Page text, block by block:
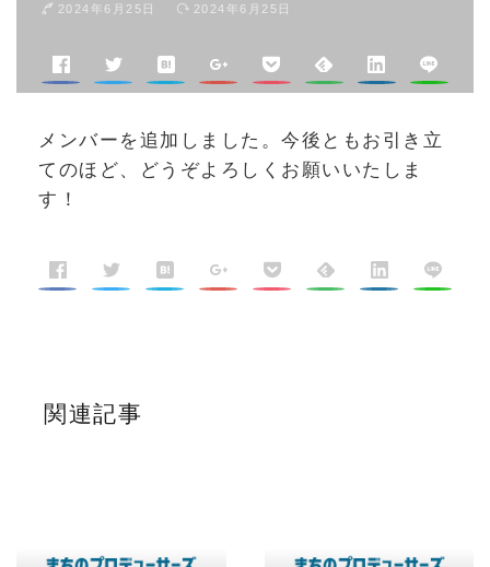
2024年6月25日 2024年6月25日
メンバーを追加しました。今後ともお引き立
てのほど、どうぞよろしくお願いいたしま
す！
関連記事